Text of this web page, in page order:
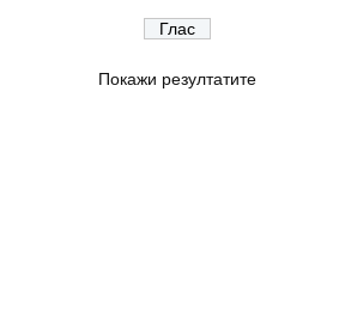
Покажи резултатите